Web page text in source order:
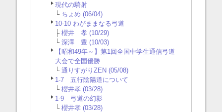
現代の騎射
└ ちょめ (06/04)
10-10 わがままなる弓道
├ 櫻井 孝 (10/29)
└ 深澤 豊 (10/03)
【昭和49年～】第1回全国中学生通信弓道
大会で全国優勝
└ 通りすがりZEN (05/08)
1-7 五行陰陽道について
└ 櫻井孝 (03/28)
1-9 弓道の幻影
└ 櫻井孝 (03/28)